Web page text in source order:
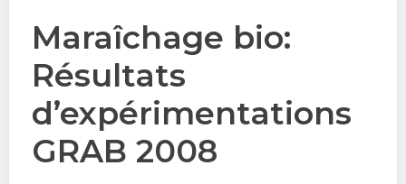
Maraîchage bio:
Résultats
d’expérimentations
GRAB 2008